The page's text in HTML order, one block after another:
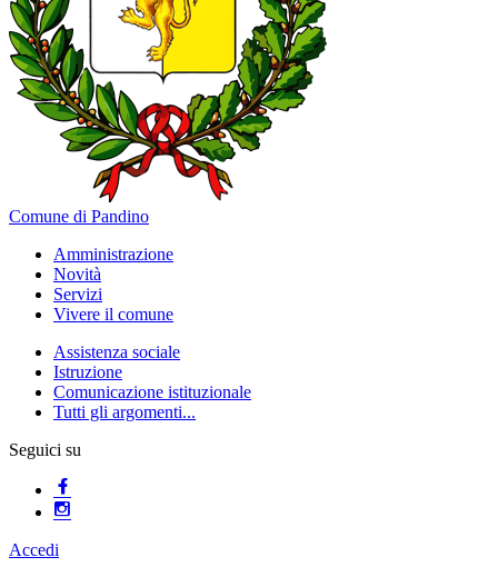
Comune di Pandino
Amministrazione
Novità
Servizi
Vivere il comune
Assistenza sociale
Istruzione
Comunicazione istituzionale
Tutti gli argomenti...
Seguici su
Accedi